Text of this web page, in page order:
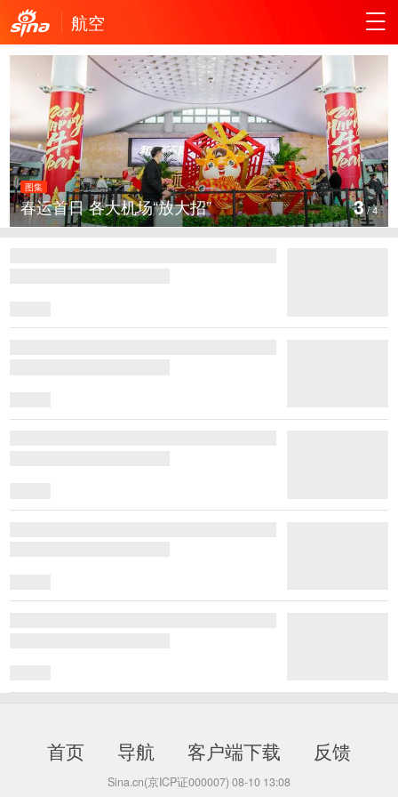
航空
图集
春运首日 各大机场“放大招” 3/4
首页 导航 客户端下载 反馈
Sina.cn(京ICP证000007) 08-10 13:08